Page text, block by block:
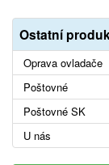
Ostatní
Oprava ovladače
Poštovné
Poštovné SK
U nás